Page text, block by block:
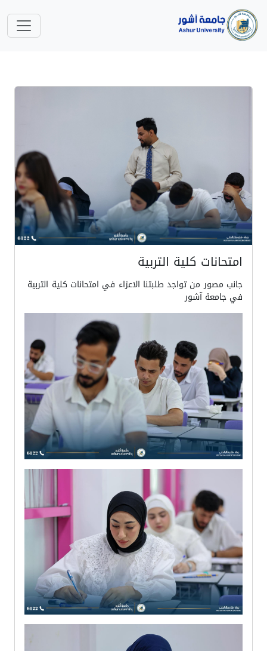
امتحانات كلية التربية
جانب مصور من تواجد طلبتنا الاعزاء في امتحانات كلية التربية
في جامعة آشور